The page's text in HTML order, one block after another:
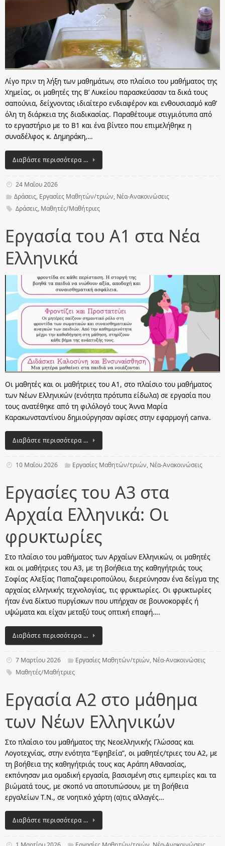
Λίγο πριν τη λήξη των μαθημάτων, στο πλαίσιο του μαθήματος της
Χημείας, οι μαθητές της Β’ Λυκείου παρασκεύασαν τα δικά τους
σαπούνια, δείχνοντας ιδιαίτερο ενδιαφέρον και ενθουσιασμό καθ’
όλη τη διάρκεια της διαδικασίας. Παραθέτουμε στιγμιότυπα από
το εργαστήριο με το Β1 και ένα βίντεο που επιμελήθηκε η
συναδέλφος κ. Δημηράκη,…
Διαβάστε περισσότερα …
24 Μαΐου 2026
Δράσεις, Εργασίες Μαθητών/τριών, Νέα-Ανακοινώσεις
Δράσεις, Μαθητές/Μαθήτριες
Εργασία του Α1 στα Νέα
Ελληνικά
Οι μαθητές και οι μαθήτριες του Α1, στο πλαίσιο του μαθήματος
των Νέων Ελληνικών (ενότητα πρότυπα είδωλα) σε εργασία που
τους ανατέθηκε από τη φιλόλογό τους Άννα Μαρία
Καρακωνσταντίνου δημιούργησαν αφίσες στην εφαρμογή canva.
Διαβάστε περισσότερα …
10 Μαΐου 2026 Εργασίες Μαθητών/τριών, Νέα-Ανακοινώσεις
Εργασίες του Α3 στα
Αρχαία Ελληνικά: Οι
φρυκτωρίες
Στο πλαίσιο του μαθήματος των Αρχαίων Ελληνικών, οι μαθητές
και οι μαθήτριες του Α3, με τη βοήθεια της καθηγήτριάς τους
Σοφίας Αλεξίας Παπαζαφειροπούλου, διερεύνησαν ένα δείγμα της
αρχαίας ελληνικής τεχνολογίας, τις φρυκτωρίες. Οι φρυκτωρίες
ήταν ένα δίκτυο πυργίσκων που υπήρχαν σε βουνοκορφές ή
υψώματα και είχαν μεταξύ τους οπτική επαφή….
Διαβάστε περισσότερα …
7 Μαρτίου 2026 Εργασίες Μαθητών/τριών, Νέα-Ανακοινώσεις
Μαθητές/Μαθήτριες
Εργασία Α2 στο μάθημα
των Νέων Ελληνικών
Στο πλαίσιο του μαθήματος της Νεοελληνικής Γλώσσας και
Λογοτεχνίας, στην ενότητα “Εφηβεία”, οι μαθητές/τριες του Α2, με
τη βοήθεια της καθηγήτριάς τους κας Αράπη Αθανασίας,
εκπόνησαν μια ομαδική εργασία, βασισμένη στις εμπειρίες και τα
βιώματά τους, με σκοπό να αποτυπώσουν, με τη βοήθεια
εργαλείων Τ.Ν., σε νοητικό χάρτη (α)τις αλλαγές…
Διαβάστε περισσότερα …